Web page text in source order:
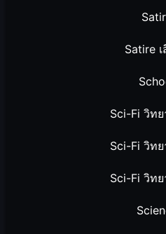
Satire
Sci-Fi วิท
Sci-Fi วิท
Sci-Fi วิท